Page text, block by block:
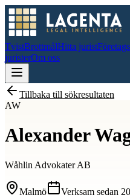
TvistBrottmålHitta jurist
juristerOm oss
Tillbaka till sökresultaten
AW
Alexander
Wåhlin Advokater AB
Malmö Verksam sedan